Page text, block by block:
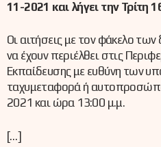
11-2021 και λήγει την Τρίτη
Οι αιτήσεις με τον φάκελο
να έχουν περιέλθει στις
Εκπαίδευσης με ευθύνη των
ταχυμεταφορά ή
2021 και ώρα 13:00 μ.μ.
[…]